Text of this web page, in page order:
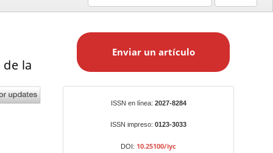
la
a
Enviar un artículo
ISSN en línea: 2027-8284
ISSN impreso: 0123-3033
DOI: 10.25100/iyc